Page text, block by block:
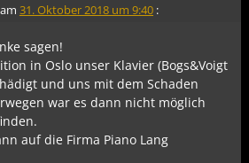
31. Oktober 2018 um 9:40 :
sagen!
in Oslo unser Klavier (Bogs&Voigt
und uns mit dem Schaden
war es dann nicht möglich
auf die Firma Piano Lang